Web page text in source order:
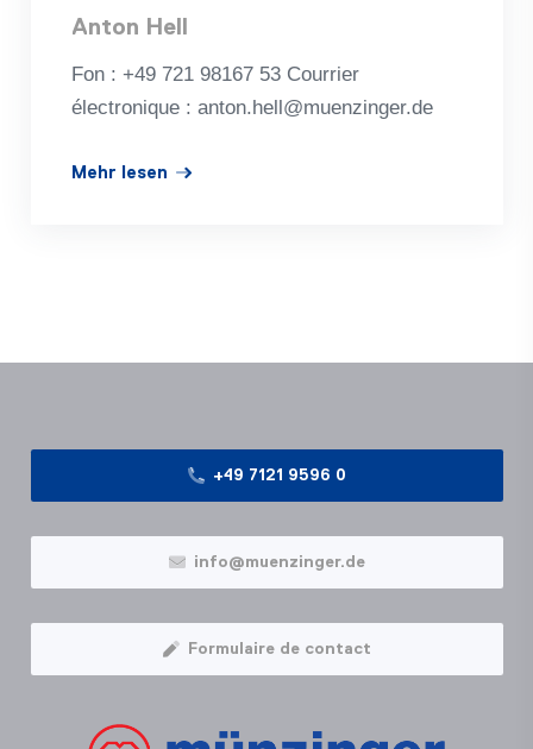
Anton Hell
Fon : +49 721 98167 53 Courrier
électronique : anton.hell@muenzinger.de
Mehr lesen
+49 7121 9596 0
info@muenzinger.de
Formulaire de contact